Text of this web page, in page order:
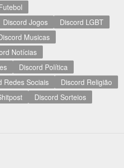
Discord Jogos
Discord LGBT
Musicas
Notícias
Discord Política
Redes Sociais
Discord Religião
Discord Sorteios